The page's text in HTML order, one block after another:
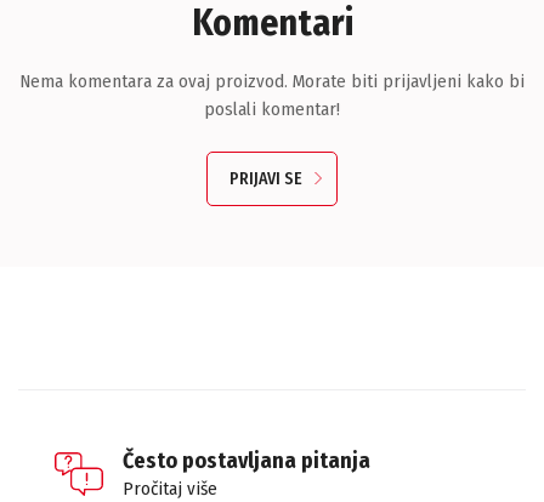
Komentari
Nema komentara za ovaj proizvod. Morate biti prijavljeni kako bi
poslali komentar!
PRIJAVI SE
Često postavljana pitanja
Pročitaj više